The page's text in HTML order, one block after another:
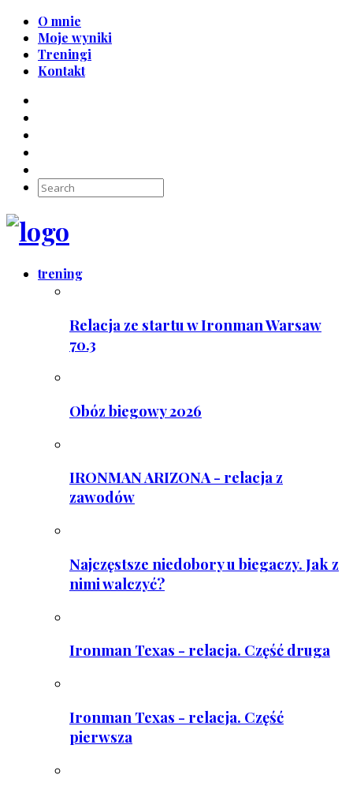
O mnie
Moje wyniki
Treningi
Kontakt
trening
Relacja ze startu w Ironman Warsaw
70.3
Obóz biegowy 2026
IRONMAN ARIZONA - relacja z
zawodów
Najczęstsze niedobory u biegaczy. Jak z
nimi walczyć?
Ironman Texas - relacja. Część druga
Ironman Texas - relacja. Część
pierwsza